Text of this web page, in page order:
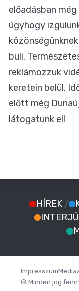
előadásban
úgyhogy
buli.
reklámozzuk
keretein belül.
előtt még
látogatunk el!
HÍREK /
Impresszum
© Minden jog